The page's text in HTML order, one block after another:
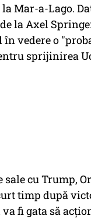
Mar-a-Lago.
la Axel
în vedere o
sprijinirea
cu Trump,
timp după
fi gata să